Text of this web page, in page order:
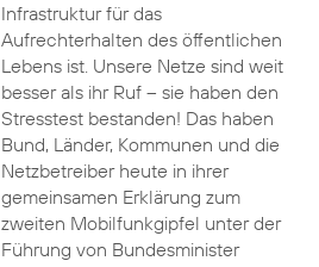
Infrastruktur für das
Aufrechterhalten des öffentlichen
Lebens ist. Unsere Netze sind weit
besser als ihr Ruf – sie haben den
Stresstest bestanden! Das haben
Bund, Länder, Kommunen und die
Netzbetreiber heute in ihrer
gemeinsamen Erklärung zum
zweiten Mobilfunkgipfel unter der
Führung von Bundesminister